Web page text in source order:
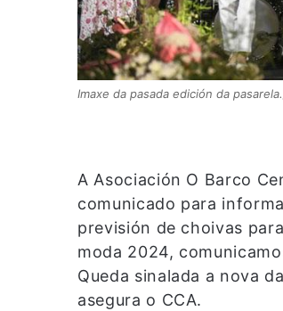
Imaxe da pasada edición da
A Asociación O Barco
comunicado para
previsión de choivas
moda 2024,
Queda sinalada a nova
asegura o CCA.